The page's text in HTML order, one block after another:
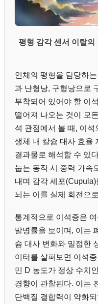
평형 감각 센서 이탈의
인체의 평형을 담당하
과 난형낭, 구형낭으로
부착되어 있어야 할 이
떨어져 나오는 것이 모
석 관점에서 볼 때, 이
생체 내 칼슘 대사 효율
결과물로 해석할 수 있
눕는 동작 시 중력 가속
내며 감각 세포
뇌는 이를 실제 회전으
통계적으로 이석증은
발병률을 보이며, 이는
슘 대사 변화와 밀접한
이터를 살펴보면 이석
민 D 농도가 정상 수치
경향이 관찰된다. 이는
단백질 결합력이 약화